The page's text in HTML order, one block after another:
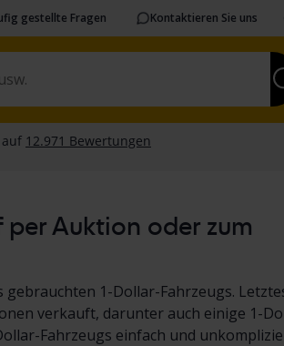
gestellte Fragen Kontaktieren Sie uns
Auktion oder zum
1-Dollar-Fahrzeugs.
verkauft, darunter auch einige 1-
Fahrzeugs einfach und